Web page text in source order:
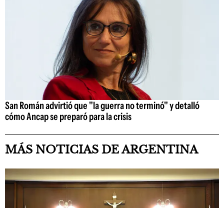
San Román advirtió que "la guerra no terminó" y detalló
cómo Ancap se preparó para la crisis
MÁS NOTICIAS DE ARGENTINA